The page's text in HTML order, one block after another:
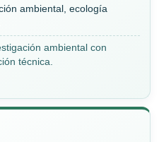
ambiental, ecología
ambiental con
técnica.